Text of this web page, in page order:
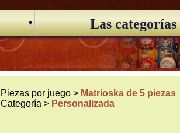
Las categorías
Piezas por juego > Matrioska de 5 piezas
Categoría > Personalizada